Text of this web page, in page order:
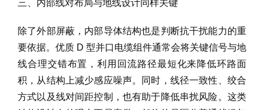
三、内部线对布局与地线设计同样关键
除了外部屏蔽，内部导体结构也是判断抗干扰能力的重
要依据。优质 D 型并口电缆组件通常会将关键信号与地
线合理交错布置，利用回流路径最短化来降低环路面
积，从结构上减少感应噪声。同时，线径一致性、绞合
方式以及线对间距控制，也有助于降低串扰风险。这类